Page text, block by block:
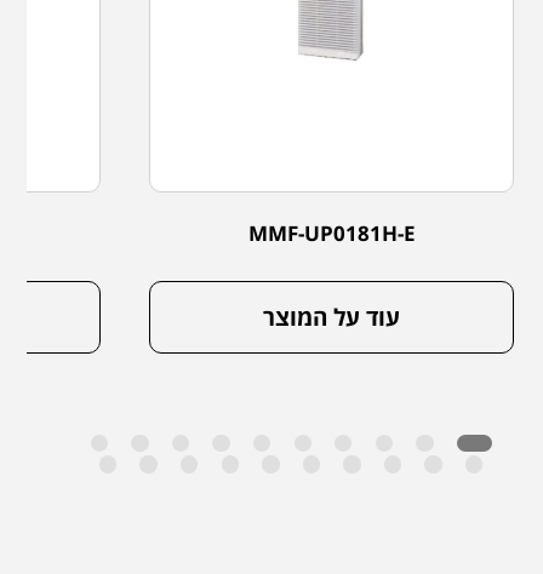
MMF-UP0181H-E
עוד על המוצר